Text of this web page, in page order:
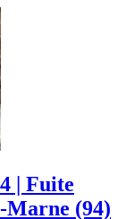
| Fuite
Marne (94)